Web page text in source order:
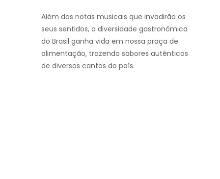
Além das notas musicais que invadirão os
seus sentidos, a diversidade gastronômica
do Brasil ganha vida em nossa praça de
alimentação, trazendo sabores autênticos
de diversos cantos do país.